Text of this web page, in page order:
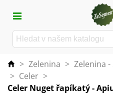
> Zelenina > Zelenina -
> Celer >
Celer Nuget řapíkatý -